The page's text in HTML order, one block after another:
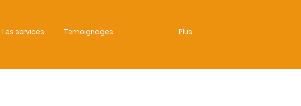
Les services Temoignages Plus